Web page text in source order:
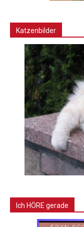
Katzenbilder
Ich HÖRE gerade